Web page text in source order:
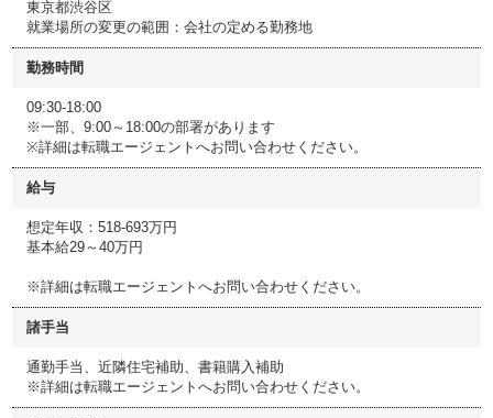
東京都渋谷区
就業場所の変更の範囲：会社の定める勤務地
勤務時間
09:30-18:00
※一部、9:00～18:00の部署があります
※詳細は転職エージェントへお問い合わせください。
給与
想定年収：518-693万円
基本給29～40万円
※詳細は転職エージェントへお問い合わせください。
諸手当
通勤手当、近隣住宅補助、書籍購入補助
※詳細は転職エージェントへお問い合わせください。